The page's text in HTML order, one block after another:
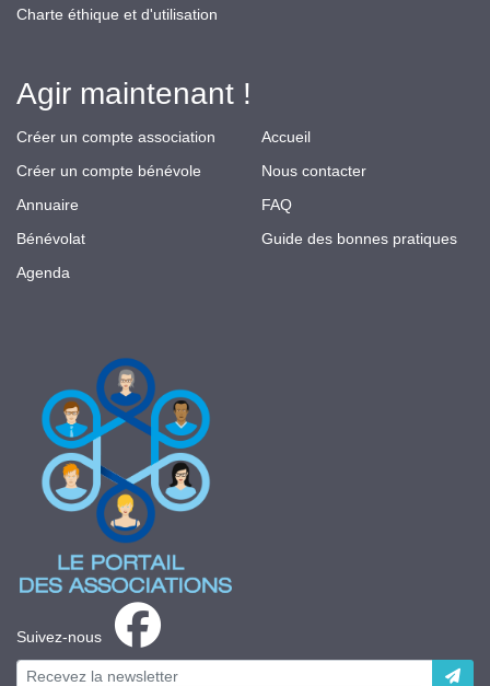
Suivez-nous
Charte éthique et d'utilisation
Agir maintenant !
Créer un compte association
Créer un compte bénévole
Annuaire
Bénévolat
Agenda
Accueil
Nous contacter
FAQ
Guide des bonnes pratiques